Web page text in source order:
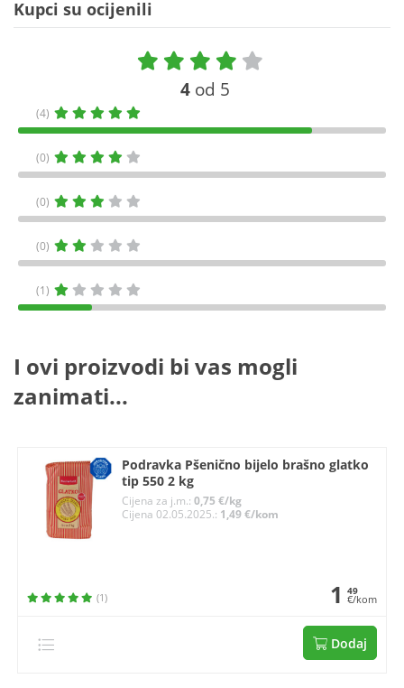
Kupci su ocijenili
4 od 5
(4)
(0)
(0)
(0)
(1)
I ovi proizvodi bi vas mogli
zanimati...
Podravka Pšenično bijelo brašno glatko
tip 550 2 kg
Cijena za j.m.: 0,75 €/kg
Cijena 02.05.2025.: 1,49 €/kom
(1) 1 49
€/kom
Dodaj